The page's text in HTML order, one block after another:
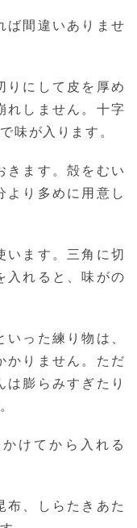
ば間違いありませ
りにして皮を厚め
れしません。十字
味が入ります。
きます。殻をむい
より多めに用意し
います。三角に切
入れると、味がの
った練り物は、
かりません。ただ
は膨らみすぎたり
けてから入れる
布、しらたきあた